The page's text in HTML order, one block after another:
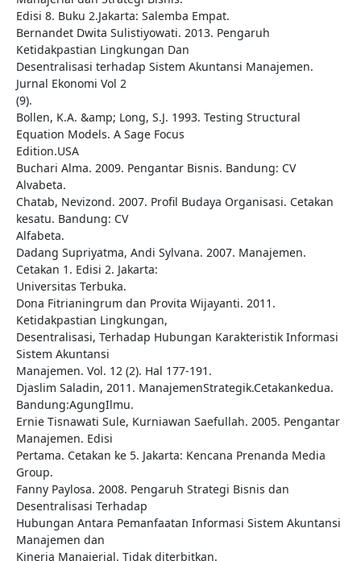
Edisi 8. Buku 2.Jakarta: Salemba Empat.
Bernandet Dwita Sulistiyowati. 2013. Pengaruh
Ketidakpastian Lingkungan Dan
Desentralisasi terhadap Sistem Akuntansi Manajemen.
Jurnal Ekonomi Vol 2
(9).
Bollen, K.A. &amp; Long, S.J. 1993. Testing Structural
Equation Models. A Sage Focus
Edition.USA
Buchari Alma. 2009. Pengantar Bisnis. Bandung: CV
Alvabeta.
Chatab, Nevizond. 2007. Profil Budaya Organisasi. Cetakan
kesatu. Bandung: CV
Alfabeta.
Dadang Supriyatma, Andi Sylvana. 2007. Manajemen.
Cetakan 1. Edisi 2. Jakarta:
Universitas Terbuka.
Dona Fitrianingrum dan Provita Wijayanti. 2011.
Ketidakpastian Lingkungan,
Desentralisasi, Terhadap Hubungan Karakteristik Informasi
Sistem Akuntansi
Manajemen. Vol. 12 (2). Hal 177-191.
Djaslim Saladin, 2011. ManajemenStrategik.Cetakankedua.
Bandung:AgungIlmu.
Ernie Tisnawati Sule, Kurniawan Saefullah. 2005. Pengantar
Manajemen. Edisi
Pertama. Cetakan ke 5. Jakarta: Kencana Prenanda Media
Group.
Fanny Paylosa. 2008. Pengaruh Strategi Bisnis dan
Desentralisasi Terhadap
Hubungan Antara Pemanfaatan Informasi Sistem Akuntansi
Manajemen dan
Kinerja Manajerial. Tidak diterbitkan.